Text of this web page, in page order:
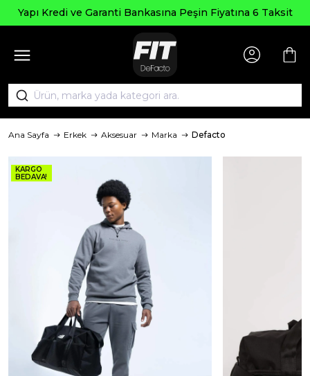
Yapı Kredi ve Garanti Bankasına Peşin Fiyatına 6 Taksit
Ana Sayfa Erkek Aksesuar Marka Defacto
KARGO
BEDAVA!